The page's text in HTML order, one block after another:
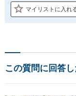
マイリストに入れ
この質問に回答